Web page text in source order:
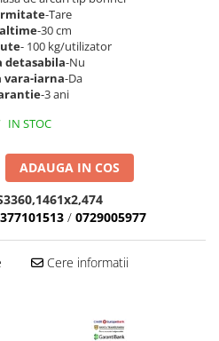
-Tare
-30 cm
- 100 kg/utilizator
detasabila-Nu
vara-iarna-Da
-3 ani
IN STOC
ADAUGA IN COS
/ 0729005977
Cere informatii